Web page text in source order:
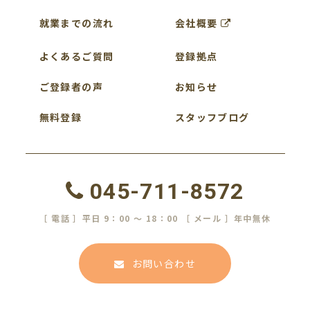
就業までの流れ
よくあるご質問
ご登録者の声
無料登録
会社概要
登録拠点
お知らせ
スタッフブログ
045-711-8572
［ 電話 ］平日 9：00 ～ 18：00 ［ メール ］年中無休
お問い合わせ